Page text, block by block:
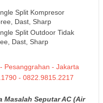
Split Kompresor
Dast, Sharp
Split Outdoor Tidak
Dast, Sharp
Masalah Seputar AC (Air